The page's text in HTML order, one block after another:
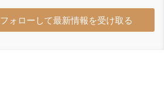
ー
フォローして最新情報を受け取る